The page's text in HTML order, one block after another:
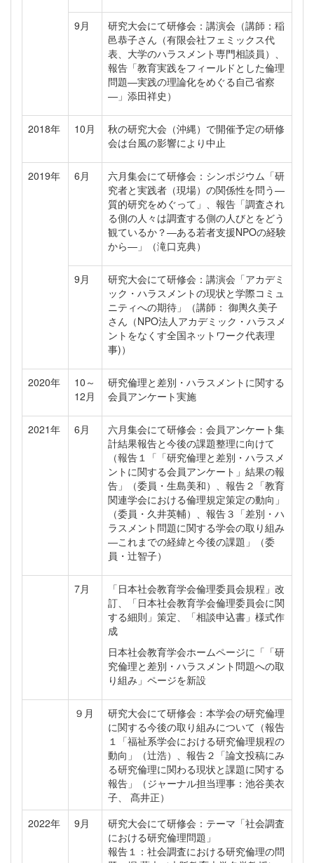
9月
研究大会にて研修会：講演会（講師：稲
邑恭子さん（有限会社フェミックス代
表、大学のハラスメント専門相談員）、
報告「教育実践をフィールドとした倫理
問題―実践の理論化をめぐる自己省察
―」添田祥史）
2018年 10月
秋の研究大会（沖縄）で開催予定の研修
会は台風の影響により中止
2019年 6月
六月集会にて研修会：シンポジウム「研
究者と実践者（現場）の関係性を問う―
質的研究をめぐって」、報告「調査され
る側の人々は調査する側の人びとをどう
観ているか？―ある若者支援NPOの経験
から―」（滝口克典）
9月
研究大会にて研修会：講演会「アカデミ
ック・ハラスメントの現状と学際コミュ
ニティへの期待」（講師： 御輿久美子
さん（NPO法人アカデミック・ハラスメ
ントをなくす全国ネットワーク代表理
事)）
2020年
10～
12月
研究倫理と差別・ハラスメントに関する
会員アンケート実施
2021年 6月
六月集会にて研修会：会員アンケート集
計結果報告と今後の課題整理に向けて
（報告１「「研究倫理と差別・ハラスメ
ントに関する会員アンケート」結果の報
告」（委員・生島美和）、報告２「教育
関連学会における倫理規定策定の動向」
（委員・久井英輔）、報告３「差別・ハ
ラスメント問題に関する学会の取り組み
―これまでの経緯と今後の課題」（委
員・辻智子）
7月
「日本社会教育学会倫理委員会規程」改
訂、「日本社会教育学会倫理委員会に関
する細則」策定、「相談申込書」様式作
成
日本社会教育学会ホームページに「「研
究倫理と差別・ハラスメント問題への取
り組み」ページを新設
９月
研究大会にて研修会：本学会の研究倫理
に関する今後の取り組みについて（報告
１「福祉系学会における研究倫理規程の
動向」（辻浩）、報告２「論文投稿にみ
る研究倫理に関わる現状と課題に関する
報告」（ジャーナル担当理事：池谷美衣
子、 髙井正）
2022年
9月
研究大会にて研修会：テーマ「社会調査
における研究倫理問題」
報告１：社会調査における研究倫理の問